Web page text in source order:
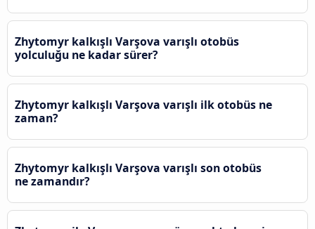
Zhytomyr kalkışlı Varşova varışlı otobüs
yolculuğu ne kadar sürer?
Zhytomyr kalkışlı Varşova varışlı ilk otobüs ne
zaman?
Zhytomyr kalkışlı Varşova varışlı son otobüs
ne zamandır?